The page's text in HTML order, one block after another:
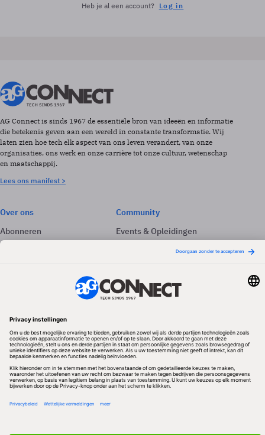
Heb je al een account? Log in
AG Connect is sinds 1967 de essentiële bron van ideeën en informatie
die betekenis geven aan een wereld in constante transformatie. Wij
laten zien hoe tech elk aspect van ons leven verandert, van onze
organisaties, ons werk en onze carrière tot onze cultuur, wetenschap
en maatschappij.
Lees ons manifest >
Over ons
Abonneren
Adverteren
Community
Events & Opleidingen
Volg ons
Redactionele partner
Algemene Voorwaarden & Copyrights